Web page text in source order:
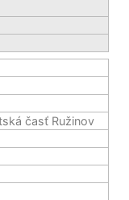
časť Ružinov